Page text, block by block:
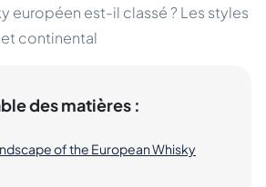
européen est-il classé ? Les styles
continental
des matières :
of the European Whisky